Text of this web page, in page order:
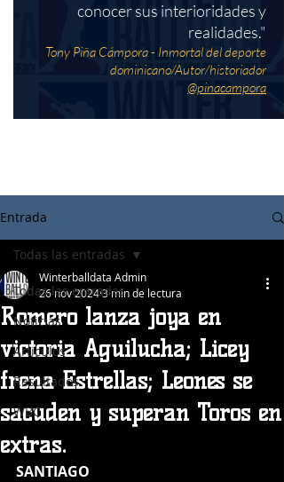
conocer sus interioridades y
realidades."
Tony Piña Cámpora - Inmortal del deporte
dominicano/Autor/historiador
@pinacampora
Entrada
Todas las entradas
Noticias
Articulos
Resultados
WBC
Todas las entradas
Romero lanza joya en
victoria Aguilucha; Licey
frena Estrellas; Leones se
sacuden y superan Toros en
extras.
Winterballdata Admin
26 nov 20243 min de lectura
SANTIAGO